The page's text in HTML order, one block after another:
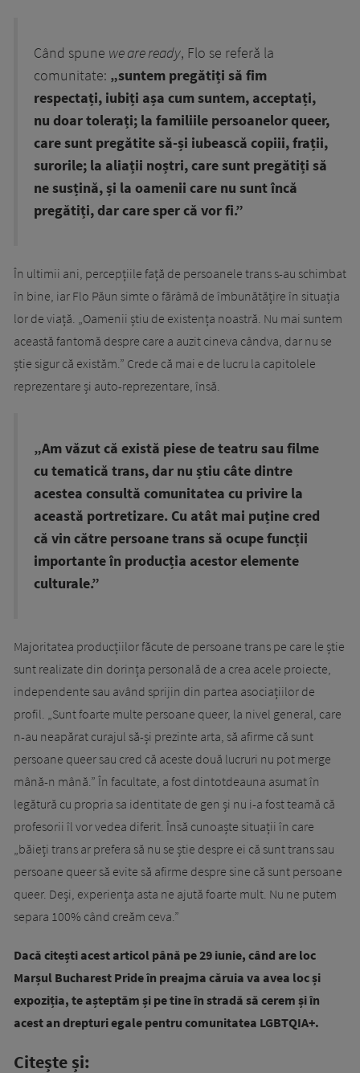
Când spune we are ready, Flo se referă la
comunitate: „suntem pregătiți să fim
respectați, iubiți așa cum suntem, acceptați,
nu doar tolerați; la familiile persoanelor queer,
care sunt pregătite să-și iubească copiii, frații,
surorile; la aliații noștri, care sunt pregătiți să
ne susțină, și la oamenii care nu sunt încă
pregătiți, dar care sper că vor fi.”
În ultimii ani, percepțiile față de persoanele trans s-au schimbat
în bine, iar Flo Păun simte o fărâmă de îmbunătățire în situația
lor de viață. „Oamenii știu de existența noastră. Nu mai suntem
această fantomă despre care a auzit cineva cândva, dar nu se
știe sigur că existăm.” Crede că mai e de lucru la capitolele
reprezentare și auto-reprezentare, însă.
„Am văzut că există piese de teatru sau filme
cu tematică trans, dar nu știu câte dintre
acestea consultă comunitatea cu privire la
această portretizare. Cu atât mai puține cred
că vin către persoane trans să ocupe funcții
importante în producția acestor elemente
culturale.”
Majoritatea producțiilor făcute de persoane trans pe care le știe
sunt realizate din dorința personală de a crea acele proiecte,
independente sau având sprijin din partea asociațiilor de
profil. „Sunt foarte multe persoane queer, la nivel general, care
n-au neapărat curajul să-și prezinte arta, să afirme că sunt
persoane queer sau cred că aceste două lucruri nu pot merge
mână-n mână.” În facultate, a fost dintotdeauna asumat în
legătură cu propria sa identitate de gen și nu i-a fost teamă că
profesorii îl vor vedea diferit. Însă cunoaște situații în care
„băieți trans ar prefera să nu se știe despre ei că sunt trans sau
persoane queer să evite să afirme despre sine că sunt persoane
queer. Deși, experiența asta ne ajută foarte mult. Nu ne putem
separa 100% când creăm ceva.”
Dacă citești acest articol până pe 29 iunie, când are loc
Marșul Bucharest Pride în preajma căruia va avea loc și
expoziția, te așteptăm și pe tine în stradă să cerem și în
acest an drepturi egale pentru comunitatea LGBTQIA+.
Citește și: